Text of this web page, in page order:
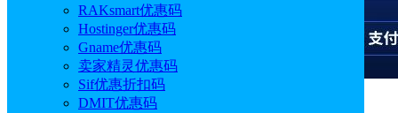
RAKsmart优惠码
Hostinger优惠码
Gname优惠码
卖家精灵优惠码
Sif优惠折扣码
DMIT优惠码